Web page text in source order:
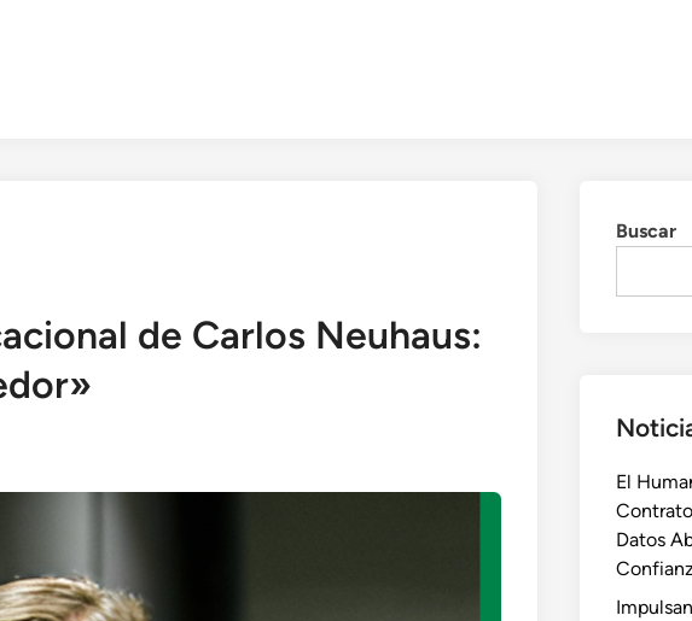
de Carlos Neuhaus:
Buscar
El
Datos